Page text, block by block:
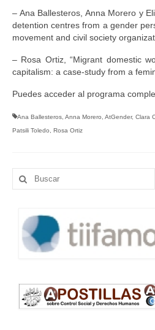
– Ana Ballesteros, Anna Morero y
detention centres from a gender
movement and civil society
– Rosa Ortiz, “Migrant domestic
capitalism: a case-study from a
Puedes acceder al programa
Ana Ballesteros, Anna Morero, AtGender, Clara
Patsili Toledo, Rosa Ortiz
Buscar
por: